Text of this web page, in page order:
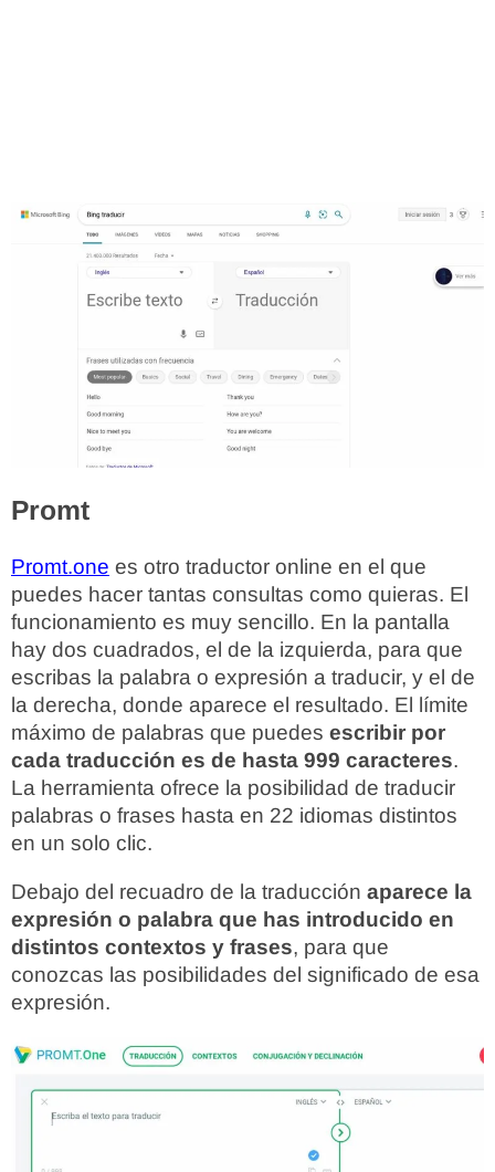
Promt
Promt.one es otro traductor online en el que
puedes hacer tantas consultas como quieras. El
funcionamiento es muy sencillo. En la pantalla
hay dos cuadrados, el de la izquierda, para que
escribas la palabra o expresión a traducir, y el de
la derecha, donde aparece el resultado. El límite
máximo de palabras que puedes escribir por
cada traducción es de hasta 999 caracteres.
La herramienta ofrece la posibilidad de traducir
palabras o frases hasta en 22 idiomas distintos
en un solo clic.
Debajo del recuadro de la traducción aparece la
expresión o palabra que has introducido en
distintos contextos y frases, para que
conozcas las posibilidades del significado de esa
expresión.